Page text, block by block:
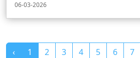
06-03-2026
‹ 1 2 3 4 5 6 7